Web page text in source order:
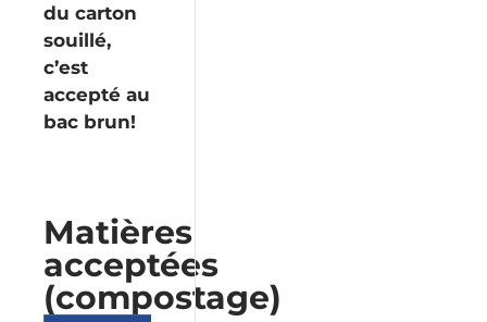
du carton
souillé,
c’est
accepté au
bac brun!
Matières
acceptées
(compostage)